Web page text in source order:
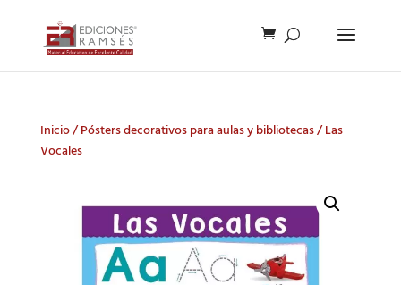
Inicio/Pósters decorativos para aulas y bibliotecas/ Las
Vocales